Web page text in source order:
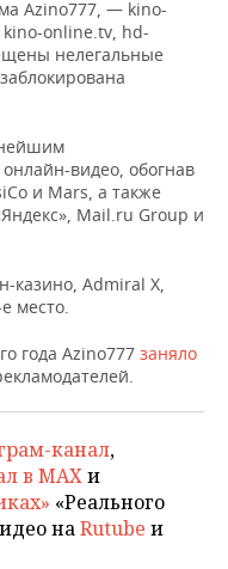
Azino777, — kino-
online.tv, hd-
нелегальные
видео, обогнав
и Mars, а также
Mail.ru Group и
казино, Admiral X,
место.
года Azino777 заняло
канал,
в MAXи
«Реального
наRutube и